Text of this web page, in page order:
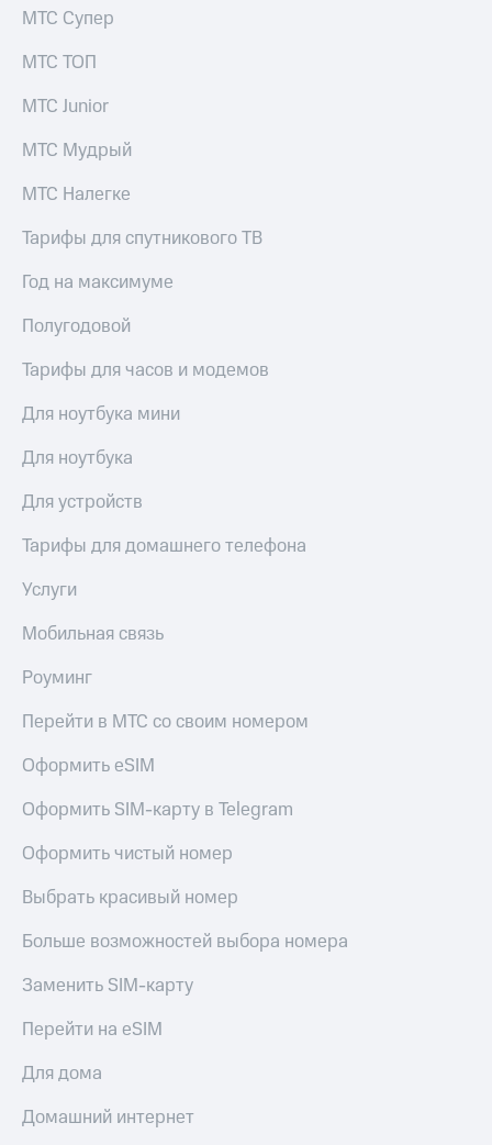
МТС Супер
МТС ТОП
МТС Junior
МТС Мудрый
МТС Налегке
Тарифы для спутникового ТВ
Год на максимуме
Полугодовой
Тарифы для часов и модемов
Для ноутбука мини
Для ноутбука
Для устройств
Тарифы для домашнего телефона
Услуги
Мобильная связь
Роуминг
Перейти в МТС со своим номером
Оформить eSIM
Оформить SIM-карту в Telegram
Оформить чистый номер
Выбрать красивый номер
Больше возможностей выбора номера
Заменить SIM-карту
Перейти на eSIM
Для дома
Домашний интернет